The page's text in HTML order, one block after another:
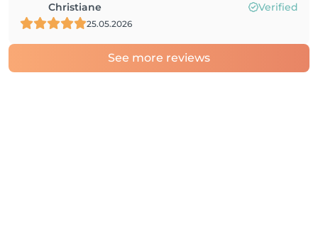
Christiane Verified
25.05.2026
See more reviews